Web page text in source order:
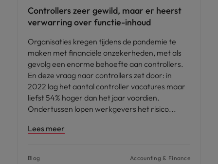
Controllers zeer gewild, maar er heerst
verwarring over functie-inhoud
Organisaties kregen tijdens de pandemie te
maken met financiële onzekerheden, met als
gevolg een enorme behoefte aan controllers.
En deze vraag naar controllers zet door: in
2022 lag het aantal controller vacatures maar
liefst 54% hoger dan het jaar voordien.
Ondertussen lopen werkgevers het risico
Lees meer
Blog Accounting & Finance